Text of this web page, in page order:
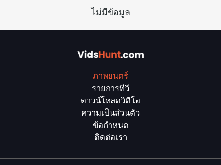
ไม่มีข้อมูล
ภาพยนตร์
รายการทีวี
ดาวน์โหลดวิดีโอ
ความเป็นส่วนตัว
ข้อกำหนด
ติดต่อเรา